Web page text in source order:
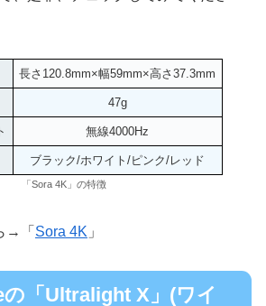
長さ120.8mm×幅59mm×高さ37.3mm
47g
無線4000Hz
ブラック/ホワイト/ピンク/レッド
「Sora 4K」の特徴
→「 Sora 4K 」
「Ultralight X」(ワイ